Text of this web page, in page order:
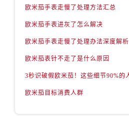
欧米茄手表走慢了处理方法汇总
欧米茄手表进灰了怎么解决
欧米茄手表走慢了处理办法深度解析
欧米茄表针不走了是什么原因
欧米茄目标消费人群